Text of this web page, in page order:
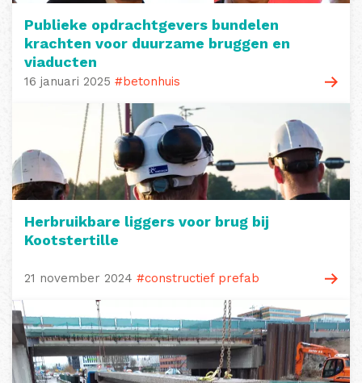
Publieke opdrachtgevers bundelen
krachten voor duurzame bruggen en
viaducten
16 januari 2025 #betonhuis
Herbruikbare liggers voor brug bij
Kootstertille
21 november 2024 #constructief prefab